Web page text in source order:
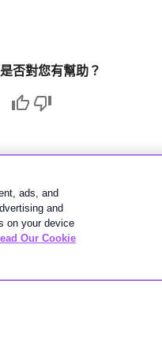
否對您有幫助？
ads, and
and
on your device
Our Cookie